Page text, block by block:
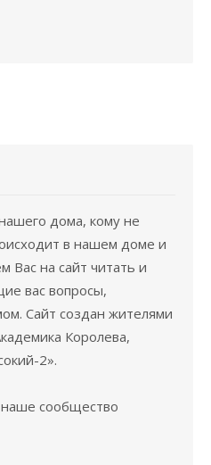
дома, кому не
в нашем доме и
Вас на сайт читать и
вас вопросы,
Сайт создан жителями
Королева,
2».
сообщество